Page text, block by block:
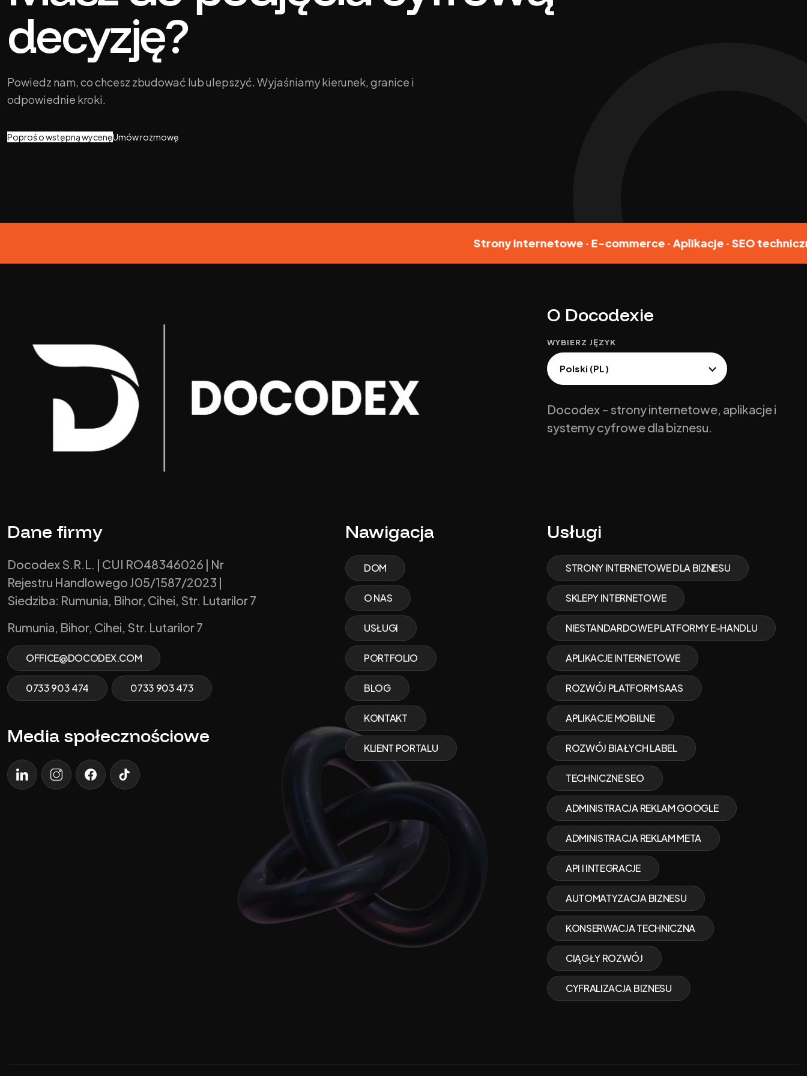
decyzję?
Powiedz nam, co chcesz zbudować lub ulepszyć. Wyjaśniamy kierunek, granice i
odpowiednie kroki.
Poproś o wstępną wycenęUmów rozmowę
Strony internetowe · E-commerce · Aplikacje · SEO techniczne ·
O Docodexie
WYBIERZ JĘZYK
Docodex - strony internetowe, aplikacje i
systemy cyfrowe dla biznesu.
Dane firmy
Docodex S.R.L. | CUI RO48346026 | Nr
Rejestru Handlowego J05/1587/2023 |
Siedziba: Rumunia, Bihor, Cihei, Str. Lutarilor 7
Rumunia, Bihor, Cihei, Str. Lutarilor 7
OFFICE@DOCODEX.COM
0733 903 474 0733 903 473
Media społecznościowe
LinkedInInstagramaFacebookuTikTok
Nawigacja
DOM
O NAS
USŁUGI
PORTFOLIO
BLOG
KONTAKT
KLIENT PORTALU
Usługi
STRONY INTERNETOWE DLA BIZNESU
SKLEPY INTERNETOWE
NIESTANDARDOWE PLATFORMY E-HANDLU
APLIKACJE INTERNETOWE
ROZWÓJ PLATFORM SAAS
APLIKACJE MOBILNE
ROZWÓJ BIAŁYCH LABEL
TECHNICZNE SEO
ADMINISTRACJA REKLAM GOOGLE
ADMINISTRACJA REKLAM META
API I INTEGRACJE
AUTOMATYZACJA BIZNESU
KONSERWACJA TECHNICZNA
CIĄGŁY ROZWÓJ
CYFRALIZACJA BIZNESU